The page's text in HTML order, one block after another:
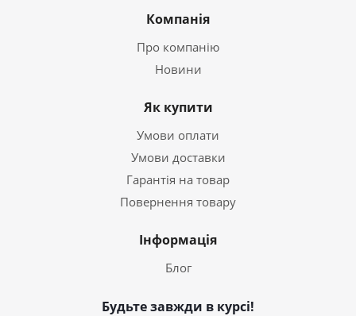
Компанія
Про компанію
Новини
Як купити
Умови оплати
Умови доставки
Гарантія на товар
Повернення товару
Інформація
Блог
Будьте завжди в курсі!